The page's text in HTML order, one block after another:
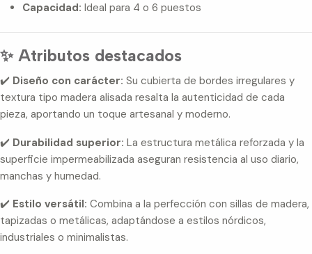
Capacidad: Ideal para 4 o 6 puestos
✨ Atributos destacados
✔️ Diseño con carácter: Su cubierta de bordes irregulares y
textura tipo madera alisada resalta la autenticidad de cada
pieza, aportando un toque artesanal y moderno.
✔️ Durabilidad superior: La estructura metálica reforzada y la
superficie impermeabilizada aseguran resistencia al uso diario,
manchas y humedad.
✔️ Estilo versátil: Combina a la perfección con sillas de madera,
tapizadas o metálicas, adaptándose a estilos nórdicos,
industriales o minimalistas.